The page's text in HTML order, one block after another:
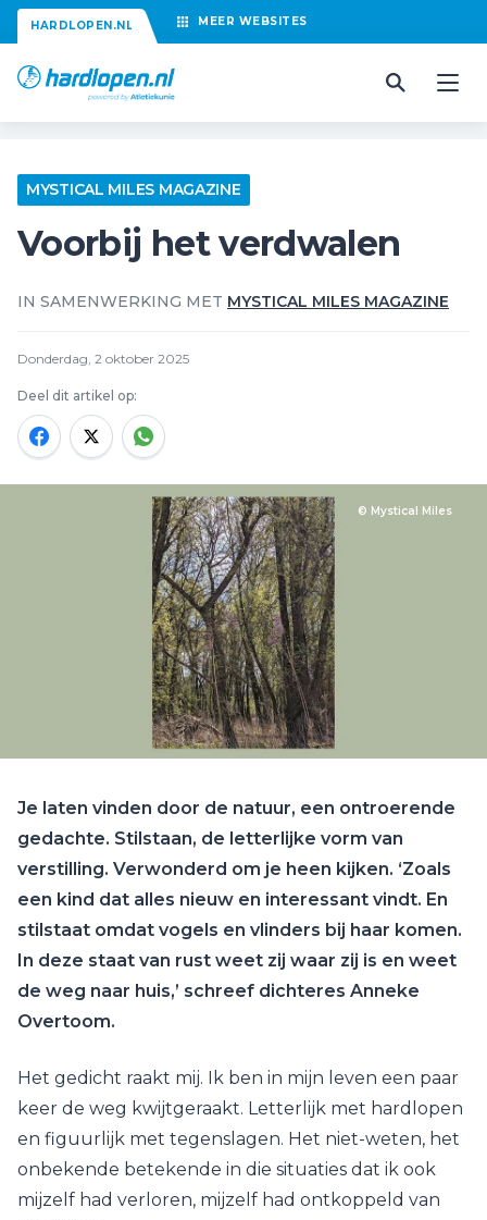
HARDLOPEN.NL MEER WEBSITES
MYSTICAL MILES MAGAZINE
Voorbij het verdwalen
IN SAMENWERKING MET MYSTICAL MILES MAGAZINE
Donderdag, 2 oktober 2025
Deel dit artikel op:
© Mystical Miles
Je laten vinden door de natuur, een ontroerende
gedachte. Stilstaan, de letterlijke vorm van
verstilling. Verwonderd om je heen kijken. ‘Zoals
een kind dat alles nieuw en interessant vindt. En
stilstaat omdat vogels en vlinders bij haar komen.
In deze staat van rust weet zij waar zij is en weet
de weg naar huis,’ schreef dichteres Anneke
Overtoom.
Het gedicht raakt mij. Ik ben in mijn leven een paar
keer de weg kwijtgeraakt. Letterlijk met hardlopen
en figuurlijk met tegenslagen. Het niet-weten, het
onbekende betekende in die situaties dat ik ook
mijzelf had verloren, mijzelf had ontkoppeld van